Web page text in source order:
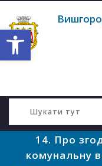
Відкрити Панель
14. Про
комунальну